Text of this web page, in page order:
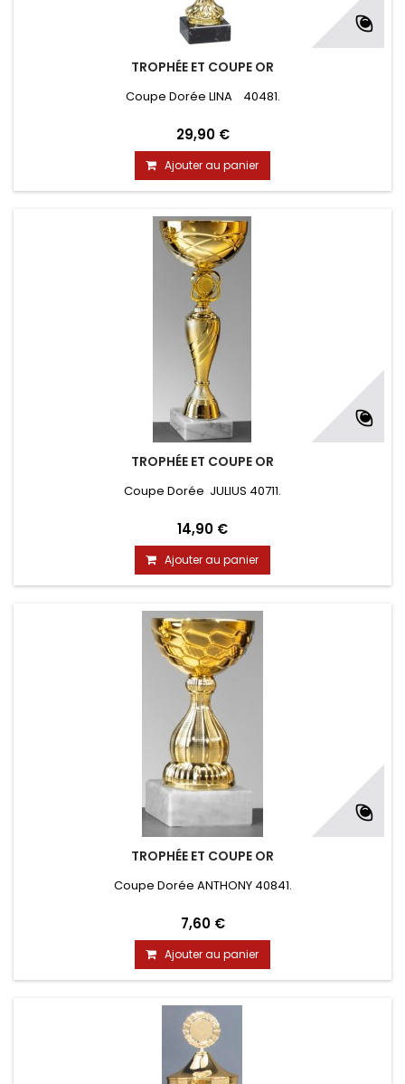
TROPHÉE ET COUPE OR
Coupe Dorée LINA 40481.
29,90 €
Ajouter au panier
TROPHÉE ET COUPE OR
Coupe Dorée JULIUS 40711.
14,90 €
Ajouter au panier
TROPHÉE ET COUPE OR
Coupe Dorée ANTHONY 40841.
7,60 €
Ajouter au panier